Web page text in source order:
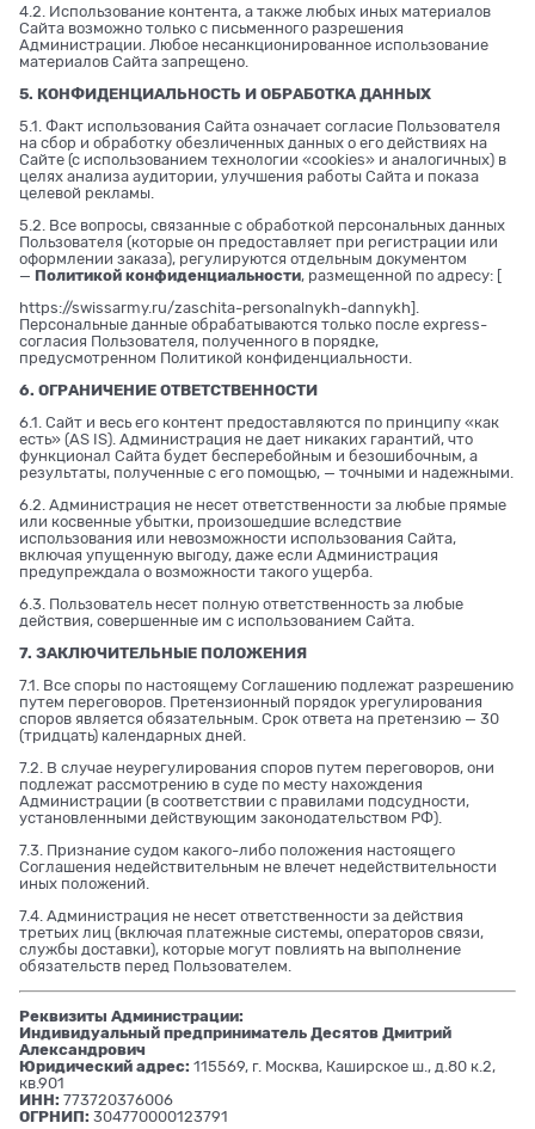
4.2. Использование контента, а также любых иных материалов
Сайта возможно только с письменного разрешения
Администрации. Любое несанкционированное использование
материалов Сайта запрещено.
5. КОНФИДЕНЦИАЛЬНОСТЬ И ОБРАБОТКА ДАННЫХ
5.1. Факт использования Сайта означает согласие Пользователя
на сбор и обработку обезличенных данных о его действиях на
Сайте (с использованием технологии «cookies» и аналогичных) в
целях анализа аудитории, улучшения работы Сайта и показа
целевой рекламы.
5.2. Все вопросы, связанные с обработкой персональных данных
Пользователя (которые он предоставляет при регистрации или
оформлении заказа), регулируются отдельным документом
— Политикой конфиденциальности, размещенной по адресу: [
https://swissarmy.ru/zaschita-personalnykh-dannykh].
Персональные данные обрабатываются только после express-
согласия Пользователя, полученного в порядке,
предусмотренном Политикой конфиденциальности.
6. ОГРАНИЧЕНИЕ ОТВЕТСТВЕННОСТИ
6.1. Сайт и весь его контент предоставляются по принципу «как
есть» (AS IS). Администрация не дает никаких гарантий, что
функционал Сайта будет бесперебойным и безошибочным, а
результаты, полученные с его помощью, — точными и надежными.
6.2. Администрация не несет ответственности за любые прямые
или косвенные убытки, произошедшие вследствие
использования или невозможности использования Сайта,
включая упущенную выгоду, даже если Администрация
предупреждала о возможности такого ущерба.
6.3. Пользователь несет полную ответственность за любые
действия, совершенные им с использованием Сайта.
7. ЗАКЛЮЧИТЕЛЬНЫЕ ПОЛОЖЕНИЯ
7.1. Все споры по настоящему Соглашению подлежат разрешению
путем переговоров. Претензионный порядок урегулирования
споров является обязательным. Срок ответа на претензию — 30
(тридцать) календарных дней.
7.2. В случае неурегулирования споров путем переговоров, они
подлежат рассмотрению в суде по месту нахождения
Администрации (в соответствии с правилами подсудности,
установленными действующим законодательством РФ).
7.3. Признание судом какого-либо положения настоящего
Соглашения недействительным не влечет недействительности
иных положений.
7.4. Администрация не несет ответственности за действия
третьих лиц (включая платежные системы, операторов связи,
службы доставки), которые могут повлиять на выполнение
обязательств перед Пользователем.
Реквизиты Администрации:
Индивидуальный предприниматель Десятов Дмитрий
Александрович
Юридический адрес: 115569, г. Москва, Каширское ш., д.80 к.2,
кв.901
ИНН: 773720376006
ОГРНИП: 304770000123791